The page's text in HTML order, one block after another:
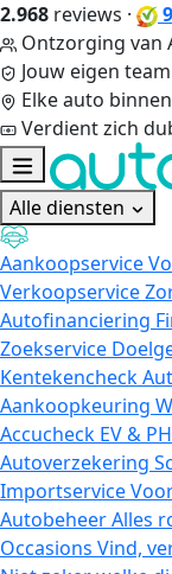
2.968 reviews ·
Ontzorging van
Jouw eigen
Elke auto
Verdient zich
Alle diensten
Aankoopservice
Verkoopservice
Autofinanciering
Zoekservice
Kentekencheck
Aankoopkeuring
Accucheck EV &
Autoverzekering
Importservice
AutobeheerAlles
Occasions Vind,